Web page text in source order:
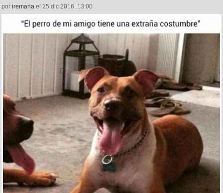
por iremana el 25 dic 2016, 13:00